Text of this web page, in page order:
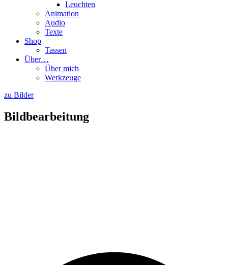
Leuchten
Animation
Audio
Texte
Shop
Tassen
Über…
Über mich
Werkzeuge
zu Bilder
Bildbearbeitung